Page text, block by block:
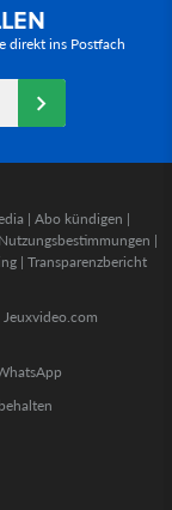
direkt ins Postfach
| Abo kündigen |
Nutzungsbestimmungen |
| Transparenzbericht
Jeuxvideo.com